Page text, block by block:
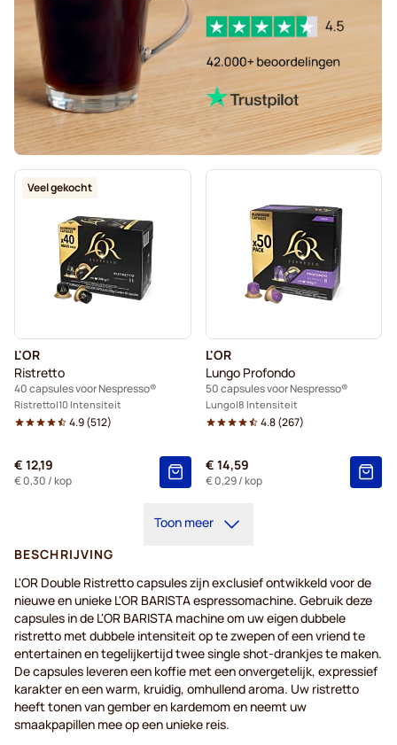
Veel gekocht
L'OR
Ristretto
40 capsules voor Nespresso®
Ristretto 10 Intensiteit
4.9(512)
€ 12,19
€ 0,30 / kop
L'OR
Lungo Profondo
50 capsules voor Nespresso®
Lungo 8 Intensiteit
4.8(267)
€ 14,59
€ 0,29/ kop
Toon meer
BESCHRIJVING
L'OR Double Ristretto capsules zijn exclusief ontwikkeld voor de
nieuwe en unieke L'OR BARISTA espressomachine. Gebruik deze
capsules in de L'OR BARISTA machine om uw eigen dubbele
ristretto met dubbele intensiteit op te zwepen of een vriend te
entertainen en tegelijkertijd twee single shot-drankjes te maken.
De capsules leveren een koffie met een onvergetelijk, expressief
karakter en een warm, kruidig, omhullend aroma. Uw ristretto
heeft tonen van gember en kardemom en neemt uw
smaakpapillen mee op een unieke reis.